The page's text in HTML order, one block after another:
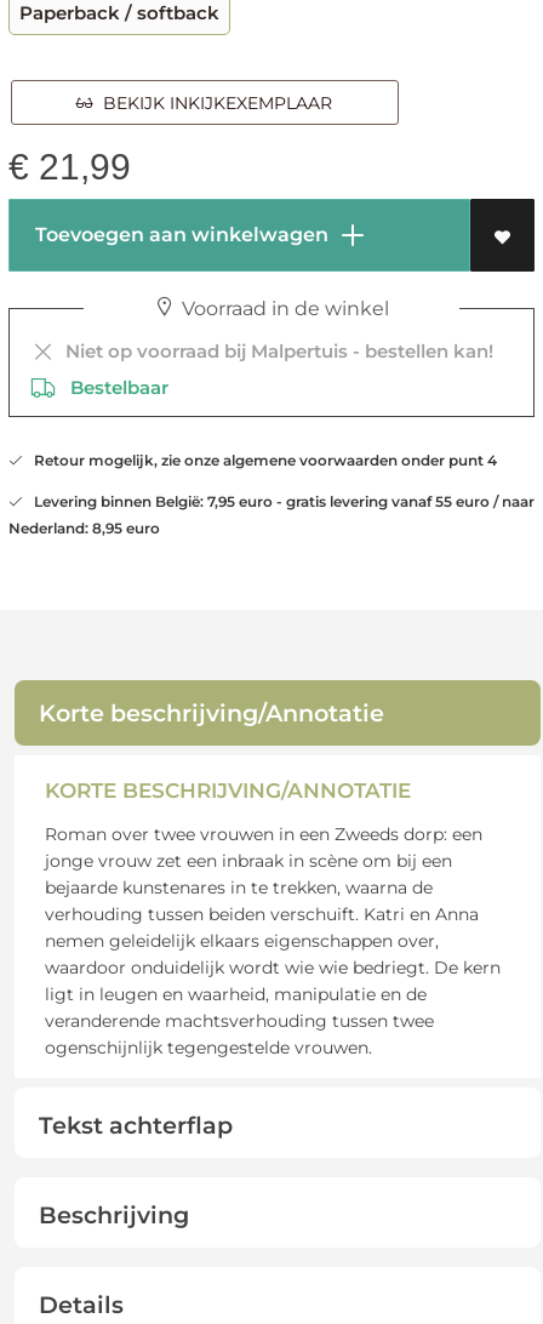
Paperback / softback
BEKIJK INKIJKEXEMPLAAR
€ 21,99
Toevoegen aan winkelwagen
Voorraad in de winkel
Niet op voorraad bij Malpertuis - bestellen kan!
Bestelbaar
Retour mogelijk, zie onze algemene voorwaarden onder punt 4
Levering binnen België: 7,95 euro - gratis levering vanaf 55 euro / naar
Nederland: 8,95 euro
Korte beschrijving/Annotatie
KORTE BESCHRIJVING/ANNOTATIE
Roman over twee vrouwen in een Zweeds dorp: een
jonge vrouw zet een inbraak in scène om bij een
bejaarde kunstenares in te trekken, waarna de
verhouding tussen beiden verschuift. Katri en Anna
nemen geleidelijk elkaars eigenschappen over,
waardoor onduidelijk wordt wie wie bedriegt. De kern
ligt in leugen en waarheid, manipulatie en de
veranderende machtsverhouding tussen twee
ogenschijnlijk tegengestelde vrouwen.
Tekst achterflap
Beschrijving
Details